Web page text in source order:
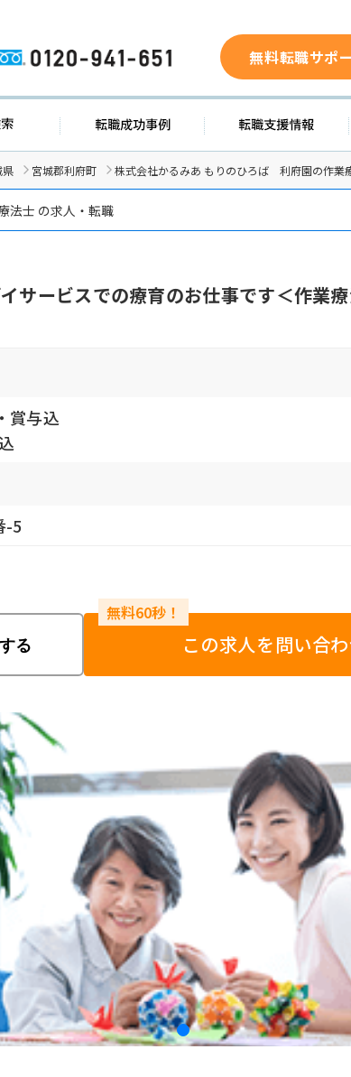
0120-941-651 無料転職サポ
求人検索 転職成功事例
県 宮城郡利府町 株式会社かるみあ もりのひろば 利府園の作業
法士 の求人・転職
サービスでの療育のお仕事です＜作業
賞与込
-5
る この求人を問い合